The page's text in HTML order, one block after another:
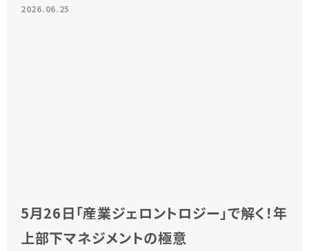
2026.06.25
5月26日「産業ジェロントロジー」で解く！年
上部下マネジメントの極意